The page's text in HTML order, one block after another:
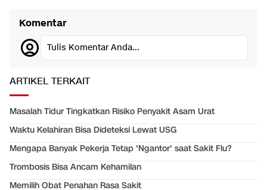
Komentar
Tulis Komentar Anda...
ARTIKEL TERKAIT
Masalah Tidur Tingkatkan Risiko Penyakit Asam Urat
Waktu Kelahiran Bisa Dideteksi Lewat USG
Mengapa Banyak Pekerja Tetap 'Ngantor' saat Sakit Flu?
Trombosis Bisa Ancam Kehamilan
Memilih Obat Penahan Rasa Sakit